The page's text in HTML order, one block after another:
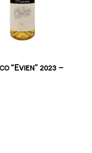
“Evien” 2023 –